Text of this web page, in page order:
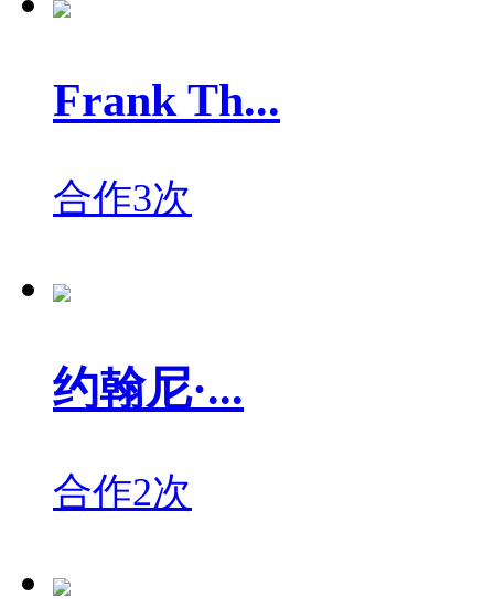
Frank Th...
合作3次
约翰尼·...
合作2次